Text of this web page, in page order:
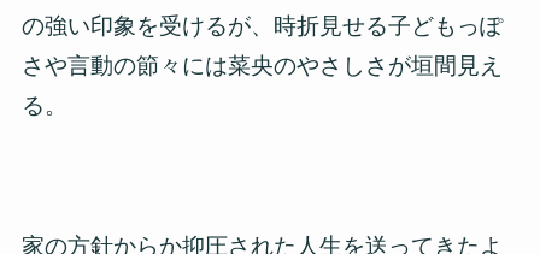
の強い印象を受けるが、時折見せる子どもっぽ
さや言動の節々には菜央のやさしさが垣間見え
る。
家の方針からか抑圧された人生を送ってきたよ